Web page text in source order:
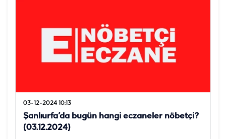
03-12-2024 10:13
Şanlıurfa’da bugün hangi eczaneler nöbetçi?
(03.12.2024)